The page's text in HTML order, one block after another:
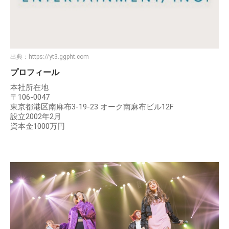
出典： https://yt3.ggpht.com
プロフィール
本社所在地
〒106-0047
東京都港区南麻布3-19-23 オーク南麻布ビル12F
設立2002年2月
資本金1000万円